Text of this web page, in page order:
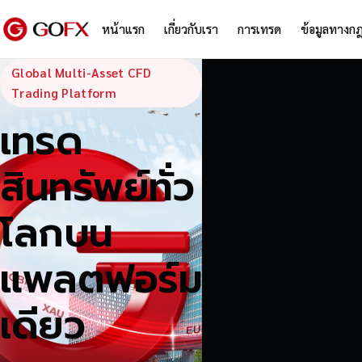
หน้าแรก เกี่ยวกับเรา การเทรด ข้อมูลทางก
GoFX —
Global Multi-Asset CFD
Trading Platform
เทรด
สินทรัพย์ทั่ว
โลกบน
แพลตฟอร์ม
เดียว